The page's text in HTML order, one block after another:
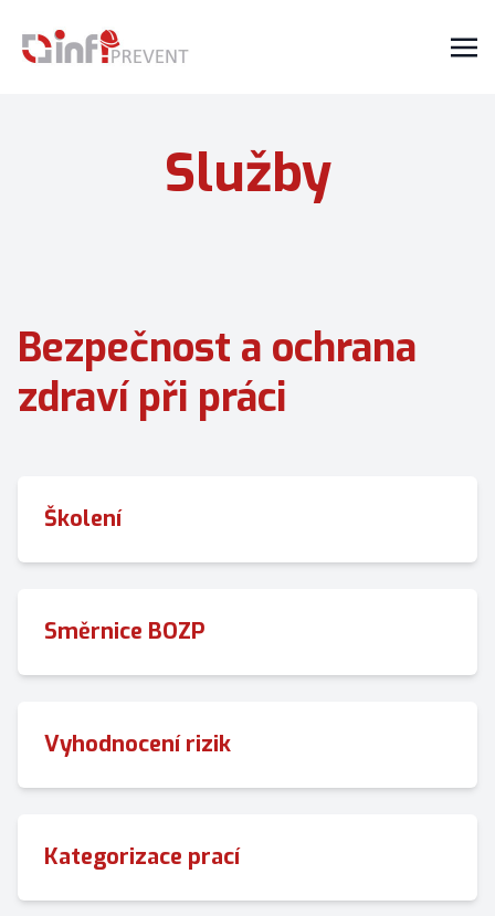
Služby
Bezpečnost a ochrana
zdraví při práci
Školení
Směrnice BOZP
Vyhodnocení rizik
Kategorizace prací